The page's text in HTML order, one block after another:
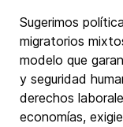
Sugerimos
migratorios
modelo que
y seguridad
derechos
economías,